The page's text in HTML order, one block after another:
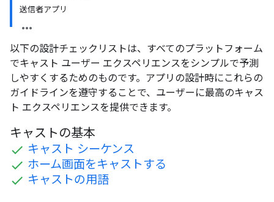
送信者アプリ
以下の設計チェックリストは、すべてのプラットフォーム
でキャスト ユーザー エクスペリエンスをシンプルで予測
しやすくするためのものです。アプリの設計時にこれらの
ガイドラインを遵守することで、ユーザーに最高のキャス
ト エクスペリエンスを提供できます。
キャストの基本
キャスト シーケンス
ホーム画面をキャストする
キャストの用語